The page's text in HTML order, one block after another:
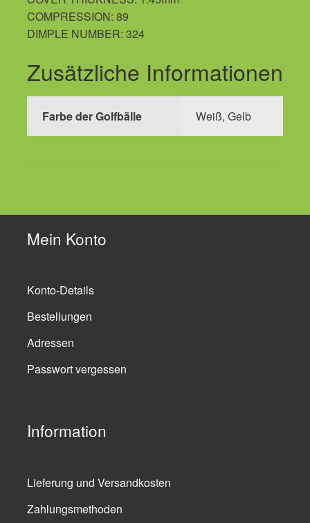
COMPRESSION: 89
DIMPLE NUMBER: 324
Zusätzliche Informationen
Farbe der Golfbälle Weiß, Gelb
Mein Konto
Konto-Details
Bestellungen
Adressen
Passwort vergessen
Information
Lieferung und Versandkosten
Zahlungsmethoden